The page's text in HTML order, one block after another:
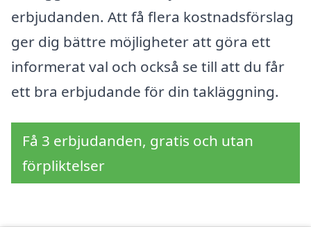
erbjudanden. Att få flera kostnadsförslag
ger dig bättre möjligheter att göra ett
informerat val och också se till att du får
ett bra erbjudande för din takläggning.
Få 3 erbjudanden, gratis och utan
förpliktelser